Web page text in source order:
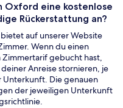
eine kostenlose
Rückerstattung an?
auf unserer Website
Wenn du einen
gebucht hast,
Anreise stornieren, je
Unterkunft. Die genauen
der jeweiligen Unterkunft